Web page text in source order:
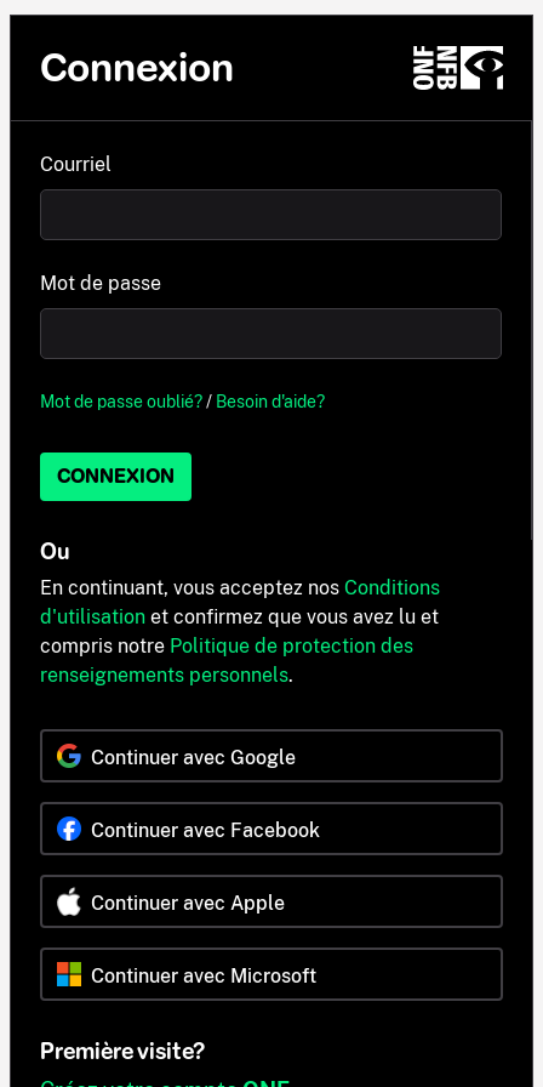
Connexion
Courriel
Mot de passe
Mot de passe oublié?/ Besoin d'aide?
CONNEXION
Ou
En continuant, vous acceptez nos Conditions
d'utilisation et confirmez que vous avez lu et
compris notre Politique de protection des
renseignements personnels.
Continuer avec Google
Continuer avec Facebook
Continuer avec Apple
Continuer avec Microsoft
Première visite?